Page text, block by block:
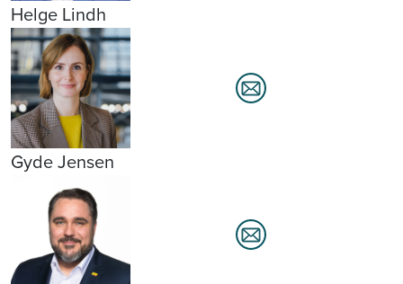
Helge Lindh
Gyde Jensen